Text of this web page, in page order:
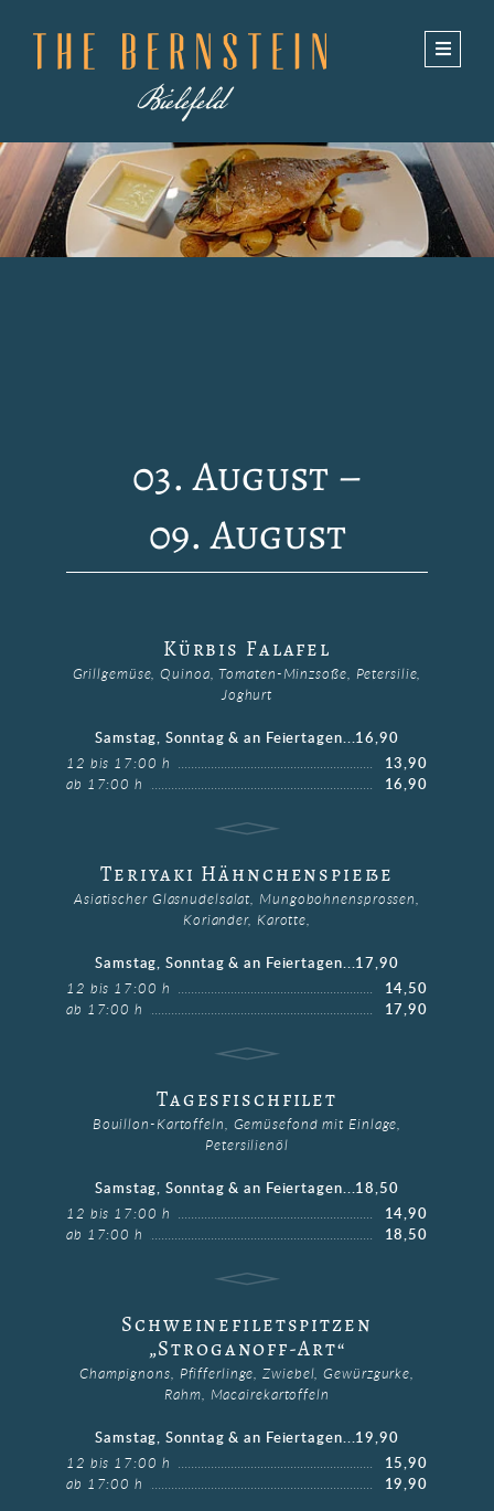
03. August–
09. August
Kürbis Falafel
Grillgemüse, Quinoa, Tomaten-Minzsoße, Petersilie,
Joghurt
Samstag, Sonntag & an Feiertagen...16,90
12 bis 17:00 h
13,90
ab 17:00 h
16,90
Teriyaki Hähnchenspieße
Asiatischer Glasnudelsalat, Mungobohnensprossen,
Koriander, Karotte,
Samstag, Sonntag & an Feiertagen...17,90
12 bis 17:00 h
14,50
ab 17:00 h
17,90
Tagesfischfilet
Bouillon-Kartoffeln, Gemüsefond mit Einlage,
Petersilienöl
Samstag, Sonntag & an Feiertagen...18,50
12 bis 17:00 h
14,90
ab 17:00 h
18,50
Schweinefiletspitzen
„Stroganoff-Art“
Champignons, Pfifferlinge, Zwiebel, Gewürzgurke,
Rahm, Macairekartoffeln
Samstag, Sonntag & an Feiertagen...19,90
12 bis 17:00 h
15,90
ab 17:00 h
19,90